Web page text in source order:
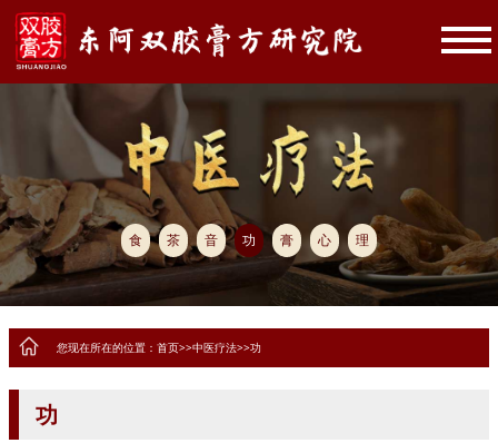
食 茶 音 功 膏 心 理
您现在所在的位置： 首页>>中医疗法>>功
功